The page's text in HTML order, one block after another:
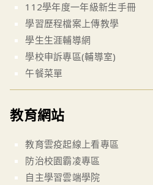
112學年度一年級新生手冊
學習歷程檔案上傳教學
學生生涯輔導網
學校申訴專區(輔導室)
午餐菜單
教育網站
教育雲疫起線上看專區
防治校園霸凌專區
自主學習雲端學院